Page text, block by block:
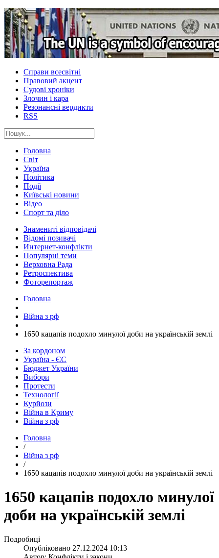
Справи всесвітні
Правовий акцент
Судові хроніки
Злочин і кара
Резонансні вердикти
RSS
Головна
Світ
Україна
Політика
Події
Київські новини
Відео
Спорт та діло
Знамениті відповідачі
Відомі позивачі
Интернет-конфлікти
Популярні теми
Верховна Рада
Ретроспектива
Фоторепортаж
Головна
Війна з рф
​1650 кацапів подохло минулої доби на українській землі
За кордоном
Україна - ЄС
Бюджет України
Вибори
Протести
Технології
Курйози
Війна в Криму
Війна з рф
Головна
/
Війна з рф
/
​1650 кацапів подохло минулої доби на українській землі
​1650 кацапів подохло минулої
доби на українській землі
Подробиці
Опубліковано 27.12.2024 10:13